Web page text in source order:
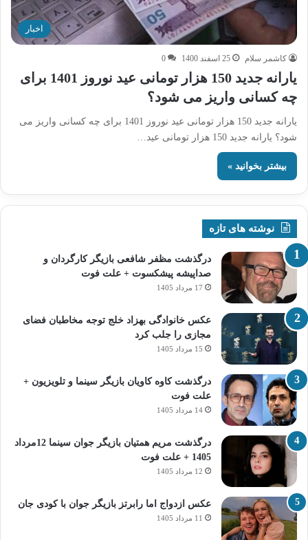
اخبار
کاشمر سلام 25 اسفند 1400 0
یارانه جدید 150 هزار تومانی عید نوروز 1401 برای
چه کسانی واریز می شود؟
یارانه جدید 150 هزار تومانی عید نوروز 1401 برای چه کسانی واریز می
شود؟ یارانه جدید 150 هزار تومانی عید…
بیشتر بخوانید »
نوشته های تازه
درگذشت مظفر شافعی بازیگر کارگردان و
صداپیشه پیشکسوت + علت فوت
17 مرداد 1405
عکس خانوادگی بهزاد خلج توجه مخاطبان فضای
مجازی را جلب کرد
15 مرداد 1405
درگذشت کاوه کاویان بازیگر سینما و تلویزیون +
علت فوت
14 مرداد 1405
درگذشت مریم همتیان بازیگر جوان سینما 12مرداد
1405 + علت فوت
12 مرداد 1405
عکس ازدواج اما رابرتز بازیگر جوان با کودی جان
11 مرداد 1405